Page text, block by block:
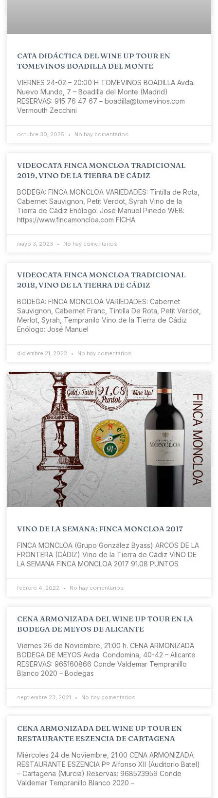
CATA DIDÁCTICA DEL WINE UP TOUR EN
TOMEVINOS BOADILLA DEL MONTE
VIERNES 24-02 – 20:00 H TOMEVINOS BOADILLA Avda.
Nuevo Mundo, 7 – Boadilla del Monte (Madrid)
RESERVAS: 915 76 47 67 – boadilla@tomevinos.com
Vermouth Zecchini
octubre 30, 2025 No hay comentarios
VIDEOCATA FINCA MONCLOA TRADICIONAL
2019, VINO DE LA TIERRA DE CÁDIZ
BODEGA: FINCA MONCLOA VARIEDADES: Tintilla de Rota,
Cabernet Sauvignon, Petit Verdot, Syrah Vino de la
Tierra de Cádiz Enólogo: José Manuel Pinedo WEB:
https://www.fincamoncloa.com​ FICHA
mayo 3, 2023 No hay comentarios
VIDEOCATA FINCA MONCLOA TRADICIONAL
2018, VINO DE LA TIERRA DE CÁDIZ
BODEGA: FINCA MONCLOA VARIEDADES: Cabernet
Sauvignon, Cabernet Franc, Tintilla De Rota, Petit Verdot,
Merlot, Syrah, Tempranilo Vino de la Tierra de Cádiz
Enólogo: José Manuel
diciembre 21, 2022 No hay comentarios
VINO DE LA SEMANA: FINCA MONCLOA 2017
FINCA MONCLOA (Grupo González Byass) ARCOS DE LA
FRONTERA (CÁDIZ) Vino de la Tierra de Cádiz VINO DE
LA SEMANA FINCA MONCLOA 2017 91.08 PUNTOS
febrero 4, 2022 No hay comentarios
CENA ARMONIZADA DEL WINE UP TOUR EN LA
BODEGA DE MEYOS DE ALICANTE
Viernes 26 de Noviembre, 21:00 h. CENA ARMONIZADA
BODEGA DE MEYOS Avda. Condomina, 40-42 – Alicante
RESERVAS: 965160866 Conde Valdemar Tempranillo
Blanco 2020 – Bodegas
septiembre 23, 2021 No hay comentarios
CENA ARMONIZADA DEL WINE UP TOUR EN
RESTAURANTE ESZENCIA DE CARTAGENA
Miércoles 24 de Noviembre, 21:00 CENA ARMONIZADA
RESTAURANTE ESZENCIA Pº Alfonso XII (Auditorio Batel)
– Cartagena (Murcia) Reservas: 968523959 Conde
Valdemar Tempranillo Blanco 2020 –